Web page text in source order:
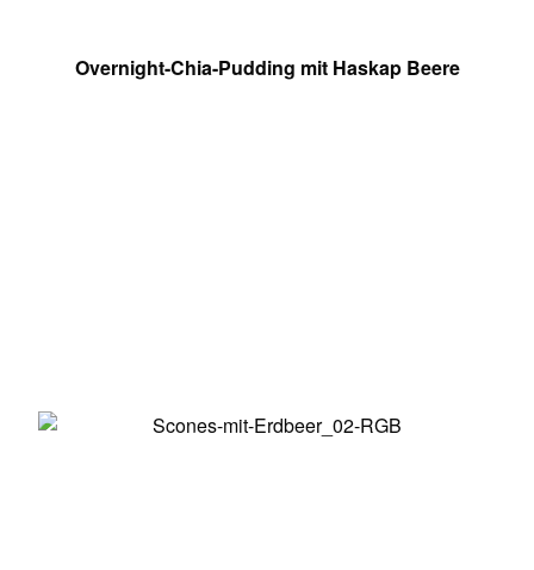
Overnight-Chia-Pudding mit Haskap Beere